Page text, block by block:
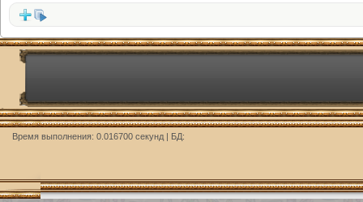
Время выполнения: 0.016700 секунд | БД: